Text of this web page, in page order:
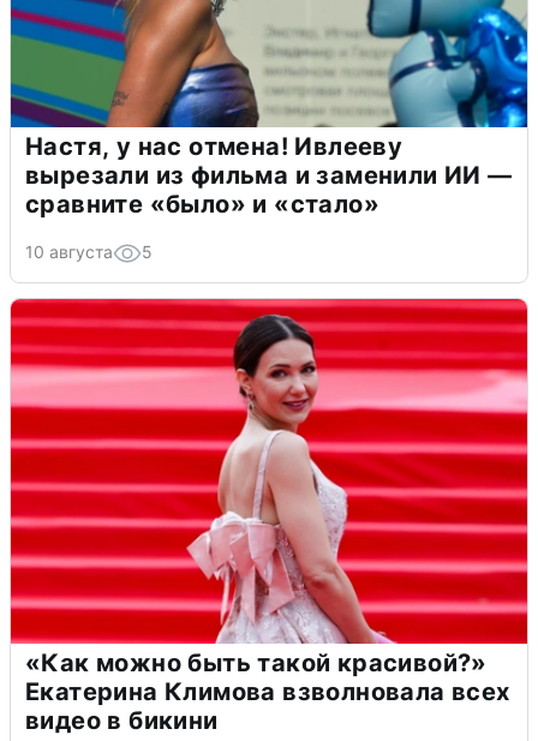
Настя, у нас отмена! Ивлееву
вырезали из фильма и заменили ИИ —
сравните «было» и «стало»
10 августа 5
«Как можно быть такой красивой?»
Екатерина Климова взволновала всех
видео в бикини